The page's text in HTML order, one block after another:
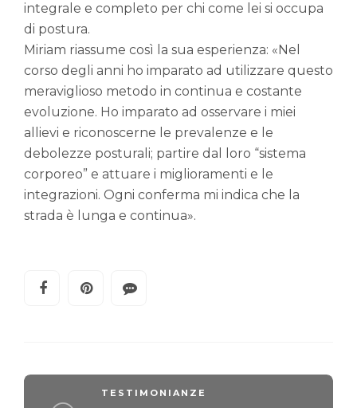
integrale e completo per chi come lei si occupa
di postura.
Miriam riassume così la sua esperienza: «Nel
corso degli anni ho imparato ad utilizzare questo
meraviglioso metodo in continua e costante
evoluzione. Ho imparato ad osservare i miei
allievi e riconoscerne le prevalenze e le
debolezze posturali; partire dal loro “sistema
corporeo” e attuare i miglioramenti e le
integrazioni. Ogni conferma mi indica che la
strada è lunga e continua».
TESTIMONIANZE